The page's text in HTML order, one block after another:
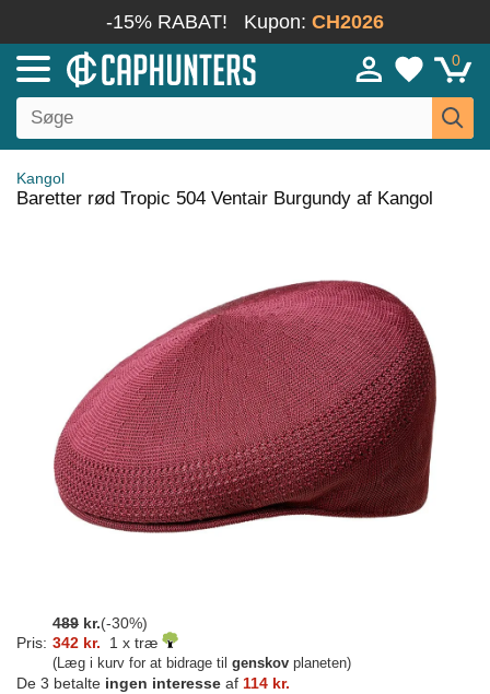
-15% RABAT! Kupon: CH2026
0
Kangol
Baretter rød Tropic 504 Ventair Burgundy af Kangol
489 kr.(-30%)
Pris: 342 kr. 1 x træ
(Læg i kurv for at bidrage til genskov planeten)
De 3 betalte ingen interesse af 114 kr.